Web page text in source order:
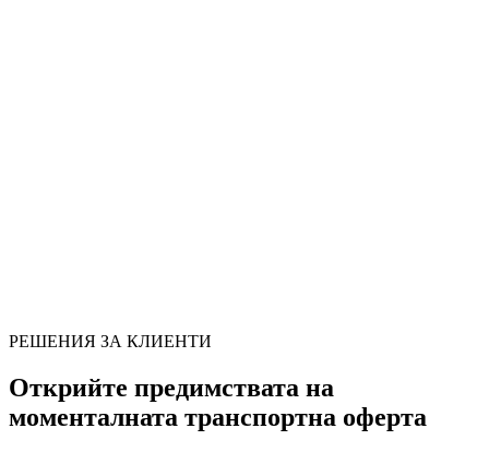
РЕШЕНИЯ ЗА КЛИЕНТИ
Открийте предимствата на
моменталната транспортна оферта